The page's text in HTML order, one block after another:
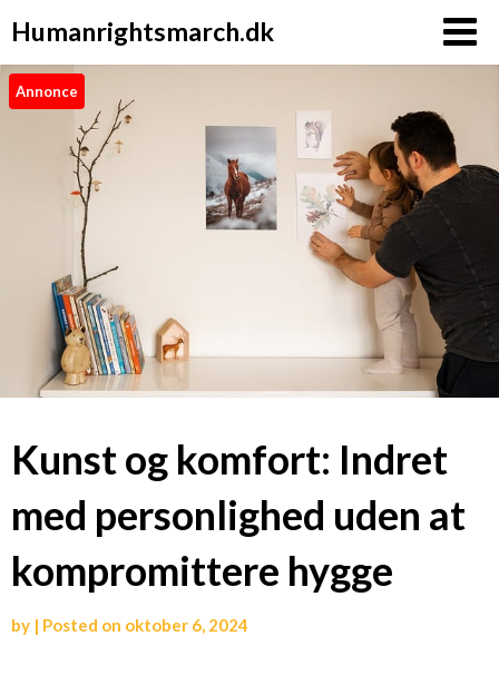
Humanrightsmarch.dk
Annonce
Kunst og komfort: Indret
med personlighed uden at
kompromittere hygge
by | Posted on oktober 6, 2024